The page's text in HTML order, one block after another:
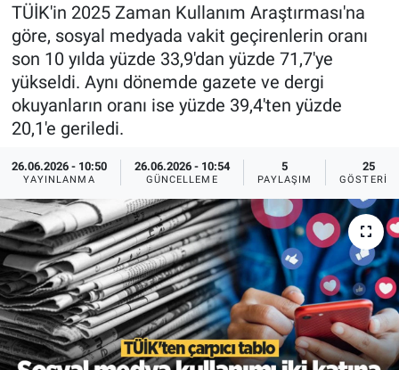
TÜİK'in 2025 Zaman Kullanım Araştırması'na
göre, sosyal medyada vakit geçirenlerin oranı
son 10 yılda yüzde 33,9'dan yüzde 71,7'ye
yükseldi. Aynı dönemde gazete ve dergi
okuyanların oranı ise yüzde 39,4'ten yüzde
20,1'e geriledi.
26.06.2026 - 10:50
YAYINLANMA
26.06.2026 - 10:54
GÜNCELLEME
5
PAYLAŞIM
25
GÖSTERIM